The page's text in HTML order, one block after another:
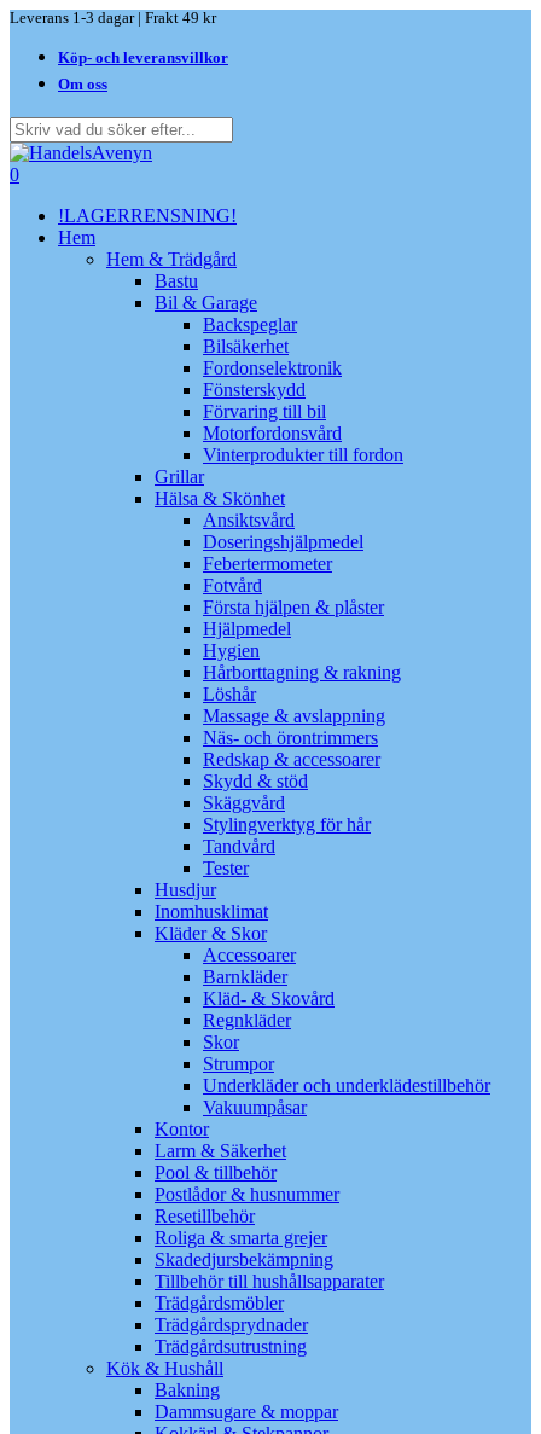
Skip
main
content
Leverans 1-3 dagar | Frakt 49 kr
Köp- och leveransvillkor
Om oss
Close
Search
search
0
!LAGERRENSNING!
Hem
Hem & Trädgård
Bastu
Bil & Garage
Backspeglar
Bilsäkerhet
Fordonselektronik
Fönsterskydd
Förvaring till bil
Motorfordonsvård
Vinterprodukter till fordon
Grillar
Hälsa & Skönhet
Ansiktsvård
Doseringshjälpmedel
Febertermometer
Fotvård
Första hjälpen & plåster
Hjälpmedel
Hygien
Hårborttagning & rakning
Löshår
Massage & avslappning
Näs- och örontrimmers
Redskap & accessoarer
Skydd & stöd
Skäggvård
Stylingverktyg för hår
Tandvård
Tester
Husdjur
Inomhusklimat
Kläder & Skor
Accessoarer
Barnkläder
Kläd- & Skovård
Regnkläder
Skor
Strumpor
Underkläder och underklädestillbehör
Vakuumpåsar
Kontor
Larm & Säkerhet
Pool & tillbehör
Postlådor & husnummer
Resetillbehör
Roliga & smarta grejer
Skadedjursbekämpning
Tillbehör till hushållsapparater
Trädgårdsmöbler
Trädgårdsprydnader
Trädgårdsutrustning
Kök & Hushåll
Bakning
Dammsugare & moppar